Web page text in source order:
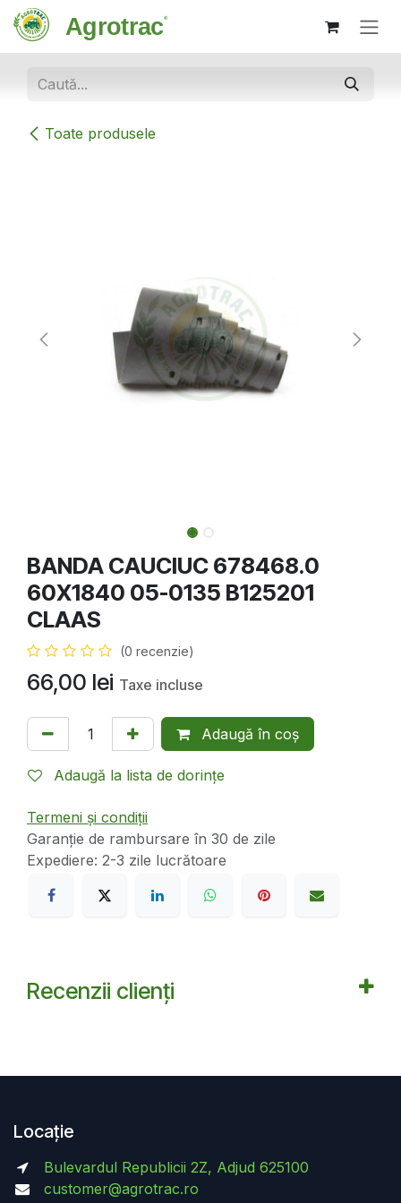
Sari la conținut
Toate produsele
BANDA CAUCIUC 678468.0
60X1840 05-0135 B125201
CLAAS
(0 recenzie)
66,00 lei Taxe incluse
Adaugă în coș
Adaugă la lista de dorințe
Termeni și condiții
Garanție de rambursare în 30 de zile
Expediere: 2-3 zile lucrătoare
Recenzii clienți
Locație
Bulevardul Republicii 2Z, Adjud 625100
customer@agrotrac.ro